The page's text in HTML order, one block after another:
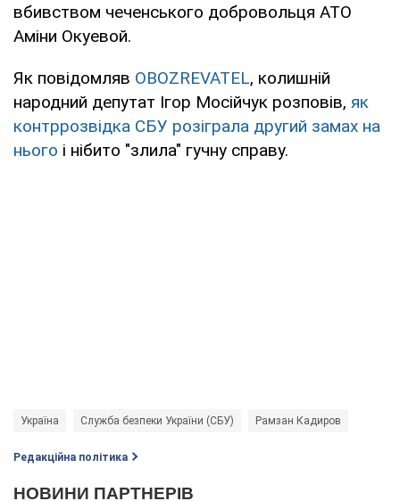
вбивством чеченського добровольця АТО
Аміни Окуевой.
Як повідомляв OBOZREVATEL, колишній
народний депутат Ігор Мосійчук розповів, як
контррозвідка СБУ розіграла другий замах на
нього і нібито "злила" гучну справу.
Україна Служба безпеки України (СБУ) Рамзан Кадиров
Редакційна політика